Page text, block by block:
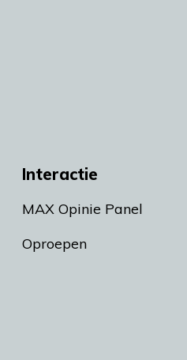
Interactie
MAX Opinie Panel
Oproepen